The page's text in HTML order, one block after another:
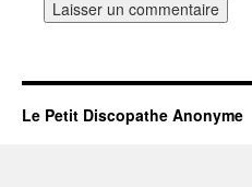
Le Petit Discopathe Anonyme